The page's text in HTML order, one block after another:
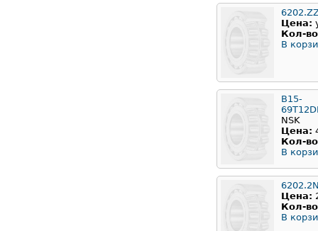
Цена:
Кол-
В
B15-
NSK
Цена:
Кол-
В
Цена:
Кол-
В